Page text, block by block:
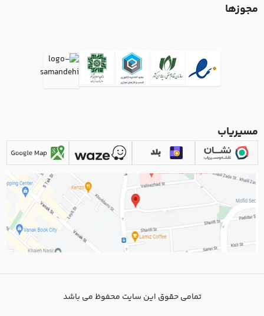
مجوزها
مسیریاب
تمامی حقوق این سایت محفوظ می باشد